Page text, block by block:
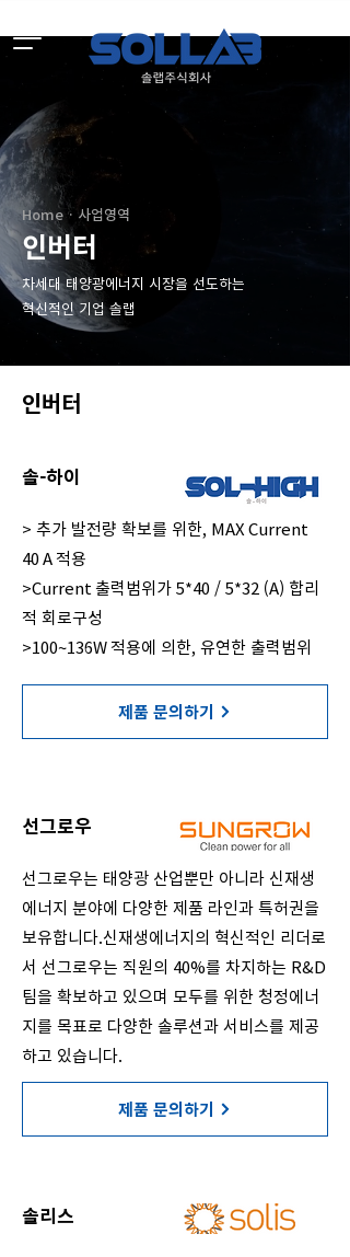
Home · 사업영역
인버터
차세대 태양광에너지 시장을 선도하는
혁신적인 기업 솔랩
인버터
솔-하이
> 추가 발전량 확보를 위한, MAX Current
40 A 적용
>Current 출력범위가 5*40 / 5*32 (A) 합리
적 회로구성
>100~136W 적용에 의한, 유연한 출력범위
제품 문의하기
선그로우
선그로우는 태양광 산업뿐만 아니라 신재생
에너지 분야에 다양한 제품 라인과 특허권을
보유합니다.신재생에너지의 혁신적인 리더로
서 선그로우는 직원의 40%를 차지하는 R&D
팀을 확보하고 있으며 모두를 위한 청정에너
지를 목표로 다양한 솔루션과 서비스를 제공
하고 있습니다.
제품 문의하기
솔리스